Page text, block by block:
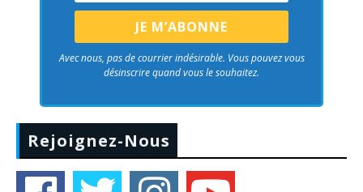
Avec nous, pas de courrier indésirable. Vous pouvez vous
désinscrire quand vous le souhaitez.
Rejoignez-Nous